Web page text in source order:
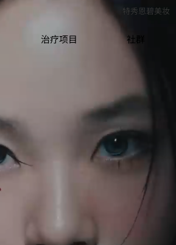
特秀恩碧美妆
治疗项目 社群